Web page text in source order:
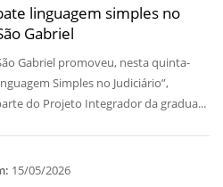
linguagem simples no
Gabriel
Gabriel promoveu, nesta quinta-
Simples no Judiciário”,
do Projeto Integrador da gradua...
15/05/2026